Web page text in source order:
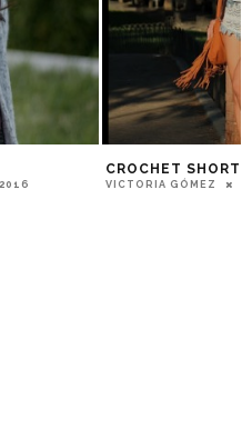
CROCHET SHORTS
VICTORIA GÓMEZ